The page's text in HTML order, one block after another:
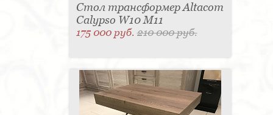
Стол трансформер Altacom
Calypso W10 M11
175 000 руб.210 000 руб.